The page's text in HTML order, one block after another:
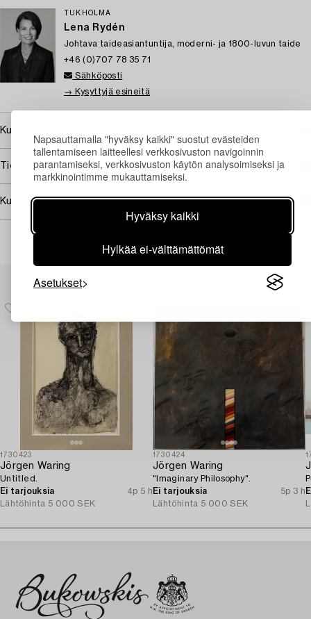
Napsauttamalla "hyväksy kaikki" suostut evästeiden
tallentamiseen laitteellesi verkkosivuston navigoinnin
parantamiseksi, verkkosivuston käytön analysoimiseksi ja
markkinointimme mukauttamiseksi.
Hyväksy kaikki
Hylkää ei-välttämättömät
Asetukset
TUKHOLMA
Lena Rydén
Johtava taideasiantuntija, moderni- ja 1800-luvun taide
+46 (0)707 78 35 71
Sähköposti
→ Kysyttyjä esineitä
Kuuluu jälleenmyyntikorvauksen piiriin
Tietoa ostamisesta
Kuvan käyttöoikeudet
1730423
Jörgen Waring
Untitled.
Ei tarjouksia
4p 5 h
Lähtöhinta 5 000 SEK
1730424
Jörgen Waring
"Imaginary Philosophy".
Ei tarjouksia
5p 3 h
Lähtöhinta 5 000 SEK